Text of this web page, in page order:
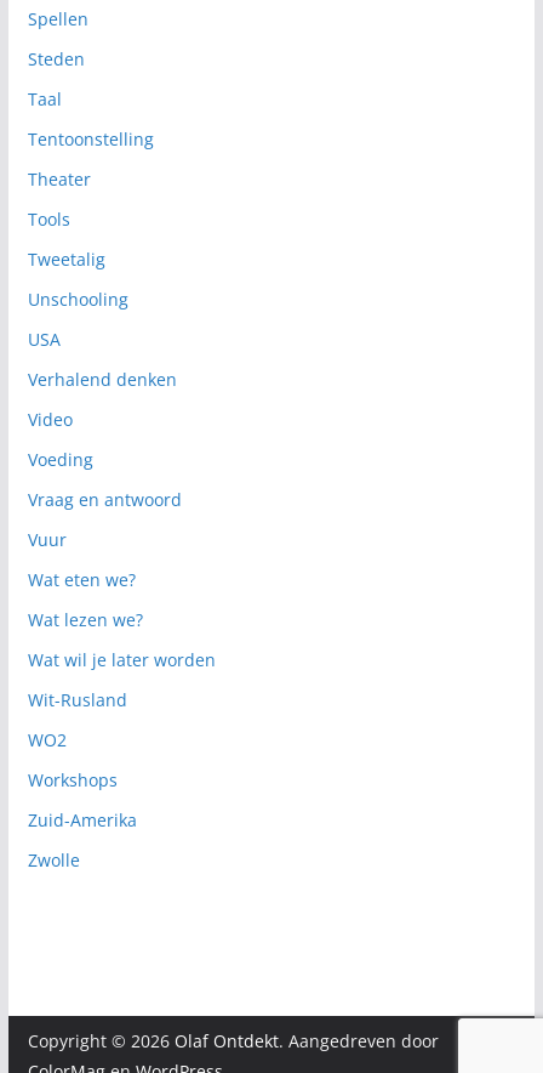
Spellen
Steden
Taal
Tentoonstelling
Theater
Tools
Tweetalig
Unschooling
USA
Verhalend denken
Video
Voeding
Vraag en antwoord
Vuur
Wat eten we?
Wat lezen we?
Wat wil je later worden
Wit-Rusland
WO2
Workshops
Zuid-Amerika
Zwolle
Copyright © 2026 Olaf Ontdekt. Aangedreven door